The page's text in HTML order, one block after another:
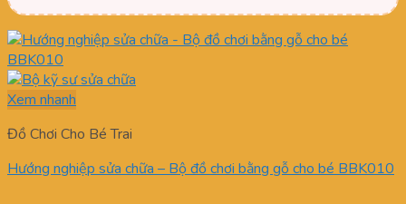
Xem nhanh
Đồ Chơi Cho Bé Trai
Hướng nghiệp sửa chữa – Bộ đồ chơi bằng gỗ cho bé BBK010